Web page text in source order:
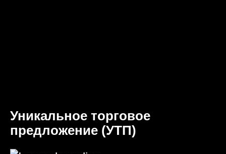
Уникальное торговое
предложение (УТП)